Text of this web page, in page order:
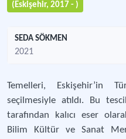
(Eskişehir, 2017 - )
SEDA SÖKMEN
2021
Temelleri, Eskişehir’in
seçilmesiyle atıldı. Bu
tarafından kalıcı eser
Bilim Kültür ve Sanat